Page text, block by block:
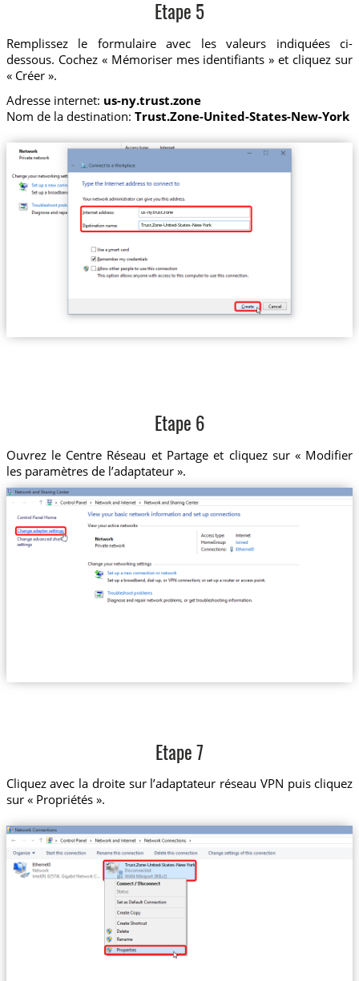
Etape 5
Remplissez le formulaire avec les valeurs indiquées ci-
dessous. Cochez « Mémoriser mes identifiants » et cliquez sur
« Créer ».
Adresse internet: us-ny.trust.zone
Nom de la destination: Trust.Zone-United-States-New-York
us-ny.trust.zone
Trust.Zone-United-States-New-York
Etape 6
Ouvrez le Centre Réseau et Partage et cliquez sur « Modifier
les paramètres de l’adaptateur ».
Etape 7
Cliquez avec la droite sur l’adaptateur réseau VPN puis cliquez
sur « Propriétés ».
Trust.Zone-United-States-New-York